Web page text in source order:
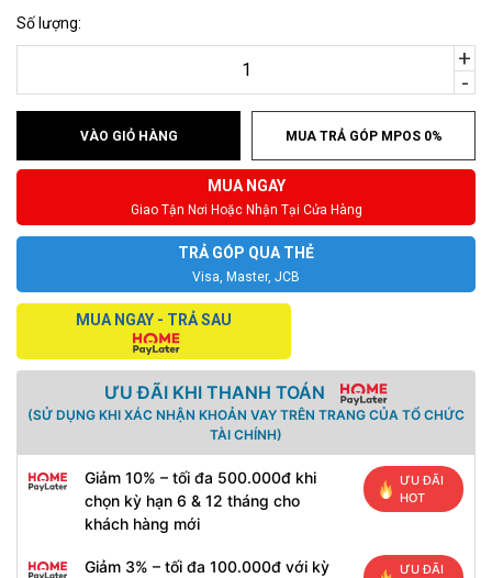
Số lượng:
-
+
VÀO GIỎ HÀNG MUA TRẢ GÓP MPOS 0%
MUA NGAY
Giao Tận Nơi Hoặc Nhận Tại Cửa Hàng
TRẢ GÓP QUA THẺ
Visa, Master, JCB
MUA NGAY - TRẢ SAU
ƯU ĐÃI KHI THANH TOÁN
(SỬ DỤNG KHI XÁC NHẬN KHOẢN VAY TRÊN TRANG CỦA TỔ CHỨC
TÀI CHÍNH)
Giảm 10% – tối đa 500.000đ khi
chọn kỳ hạn 6 & 12 tháng cho
khách hàng mới
ƯU ĐÃI
HOT
Giảm 3% – tối đa 100.000đ với kỳ
ƯU ĐÃI